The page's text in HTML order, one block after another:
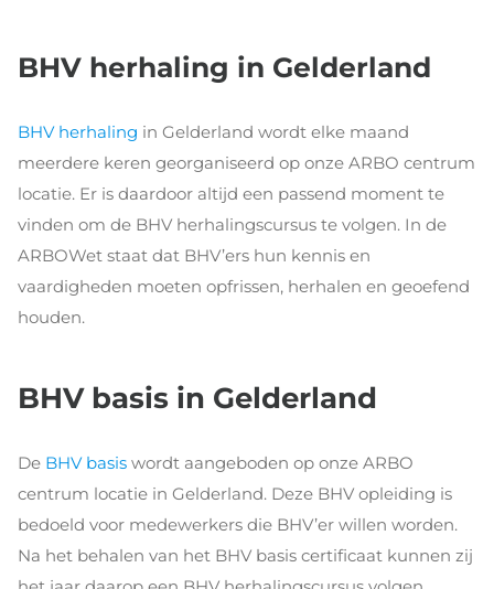
BHV herhaling in Gelderland
BHV herhaling in Gelderland wordt elke maand
meerdere keren georganiseerd op onze ARBO centrum
locatie. Er is daardoor altijd een passend moment te
vinden om de BHV herhalingscursus te volgen. In de
ARBOWet staat dat BHV’ers hun kennis en
vaardigheden moeten opfrissen, herhalen en geoefend
houden.
BHV basis in Gelderland
De BHV basis wordt aangeboden op onze ARBO
centrum locatie in Gelderland. Deze BHV opleiding is
bedoeld voor medewerkers die BHV’er willen worden.
Na het behalen van het BHV basis certificaat kunnen zij